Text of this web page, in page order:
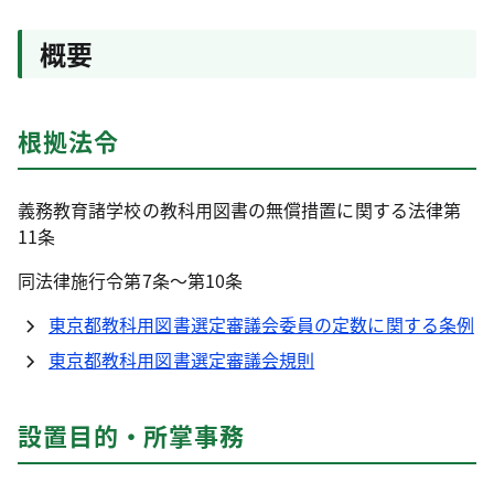
概要
根拠法令
義務教育諸学校の教科用図書の無償措置に関する法律第
11条
同法律施行令第7条～第10条
東京都教科用図書選定審議会委員の定数に関する条例
東京都教科用図書選定審議会規則
設置目的・所掌事務